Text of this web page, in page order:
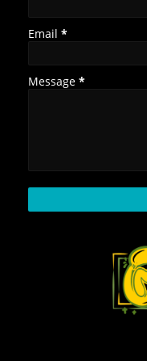
Email *
Message *